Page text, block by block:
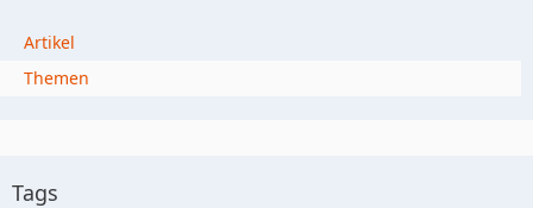
Artikel
Themen
Tags